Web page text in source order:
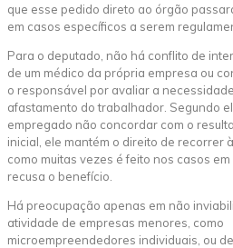
que esse pedido direto ao órgão
em casos específicos a serem
Para o deputado, não há conflito de
de um médico da própria empresa ou
o responsável por avaliar a
afastamento do trabalhador. Segundo
empregado não concordar com o
inicial, ele mantém o direito de recorrer
como muitas vezes é feito nos casos em
recusa o benefício.
Há preocupação apenas em não
atividade de empresas menores, como
microempreendedores individuais, ou